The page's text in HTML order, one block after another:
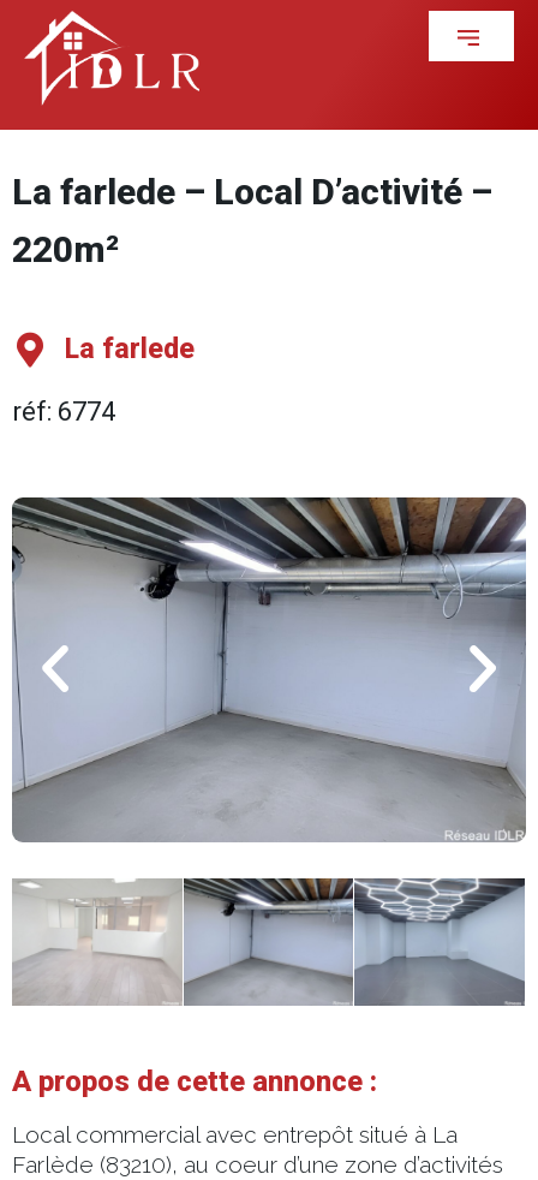
La farlede – Local D’activité –
220m²
La farlede
réf: 6774
A propos de cette annonce :
Local commercial avec entrepôt situé à La
Farlède (83210), au coeur d’une zone d’activités